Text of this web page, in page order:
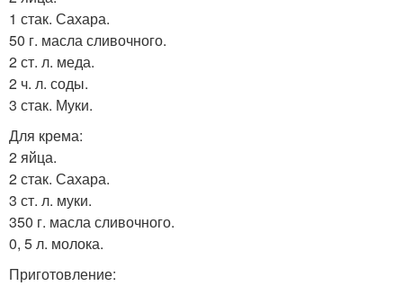
1 стак. Сахара.
50 г. масла сливочного.
2 ст. л. меда.
2 ч. л. соды.
3 стак. Муки.
Для крема:
2 яйца.
2 стак. Сахара.
3 ст. л. муки.
350 г. масла сливочного.
0, 5 л. молока.
Приготовление: